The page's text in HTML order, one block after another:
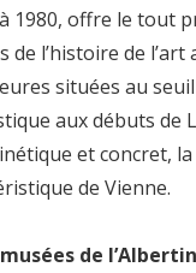
1980, offre le tout
de l’histoire de
situées au
aux débuts de
et concret,
de Vienne.
de